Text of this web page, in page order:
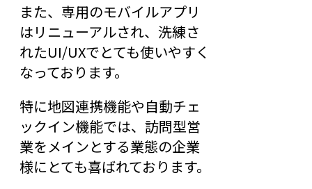
また、専用のモバイルアプリ
はリニューアルされ、洗練さ
れたUI/UXでとても使いやすく
なっております。
特に地図連携機能や自動チェ
ックイン機能では、訪問型営
業をメインとする業態の企業
様にとても喜ばれております。